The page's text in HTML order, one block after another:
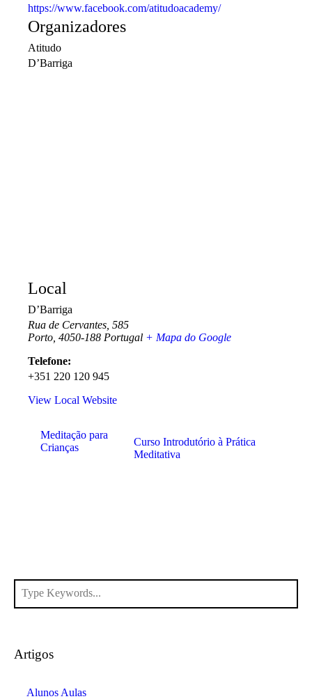
https://www.facebook.com/atitudoacademy/
Organizadores
Atitudo
D’Barriga
Local
D’Barriga
Rua de Cervantes, 585
Porto 4050-188 Portugal + Mapa do Google
Telefone:
+351 220 120 945
View Local Website
Meditação para
Crianças
Curso Introdutório à Prática
Meditativa
Artigos
Alunos Aulas